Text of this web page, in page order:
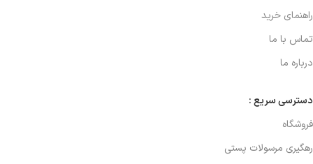
راهنمای خرید
تماس با ما
درباره ما
دسترسی سریع :
فروشگاه
رهگیری مرسولات پستی